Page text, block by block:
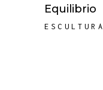
Equilibrio
ESCULTURA